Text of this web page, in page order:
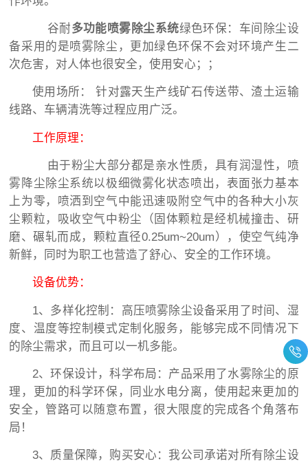
谷耐多功能喷雾除尘系统绿色环保：车间除尘设
备采用的是喷雾除尘，更加绿色环保不会对环境产生二
次危害，对人体也很安全，使用安心；；
使用场所： 针对露天生产线矿石传送带、渣土运输
线路、车辆清洗等过程应用广泛。
工作原理：
由于粉尘大部分都是亲水性质，具有润湿性，喷
雾降尘除尘系统以极细微雾化状态喷出，表面张力基本
上为零，喷洒到空气中能迅速吸附空气中的各种大小灰
尘颗粒，吸收空气中粉尘（固体颗粒是经机械撞击、研
磨、碾轧而成，颗粒直径0.25um~20um），使空气纯净
新鲜，同时为职工也营造了舒心、安全的工作环境。
设备优势：
1、多样化控制：高压喷雾除尘设备采用了时间、湿
度、温度等控制模式定制化服务，能够完成不同情况下
的除尘需求，而且可以一机多能。
2、环保设计，科学布局：产品采用了水雾除尘的原
理，更加的科学环保，同业水电分离，使用起来更加的
安全，管路可以随意布置，很大限度的完成各个角落布
局！
3、质量保障，购买安心：我公司承诺对所有除尘设